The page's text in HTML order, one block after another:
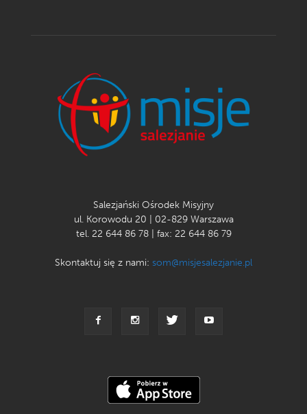
Salezjański Ośrodek Misyjny
ul. Korowodu 20 | 02-829 Warszawa
tel. 22 644 86 78 | fax: 22 644 86 79
Skontaktuj się z nami: som@misjesalezjanie.pl